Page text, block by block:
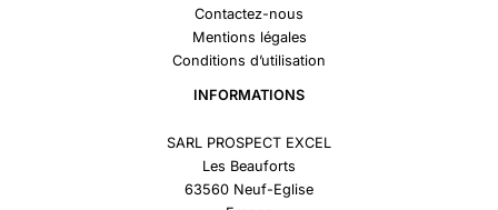
Contactez-nous
Mentions légales
Conditions d’utilisation
INFORMATIONS
SARL PROSPECT EXCEL
Les Beauforts
63560 Neuf-Eglise